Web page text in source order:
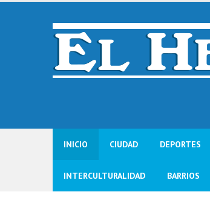
Skip
INICIO CIUDAD DEPORTES
INTERCULTURALIDAD BARRIOS